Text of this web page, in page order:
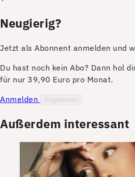
Neugierig?
Jetzt als Abonnent anmelden und
Du hast noch kein Abo? Dann hol
für nur 39,90 Euro pro Monat.
Anmelden
Registrieren
Außerdem interessant